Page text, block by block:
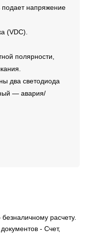
подает напряжение
(VDC).
полярности,
два светодиода
— авария/
расчету.
- Счет,